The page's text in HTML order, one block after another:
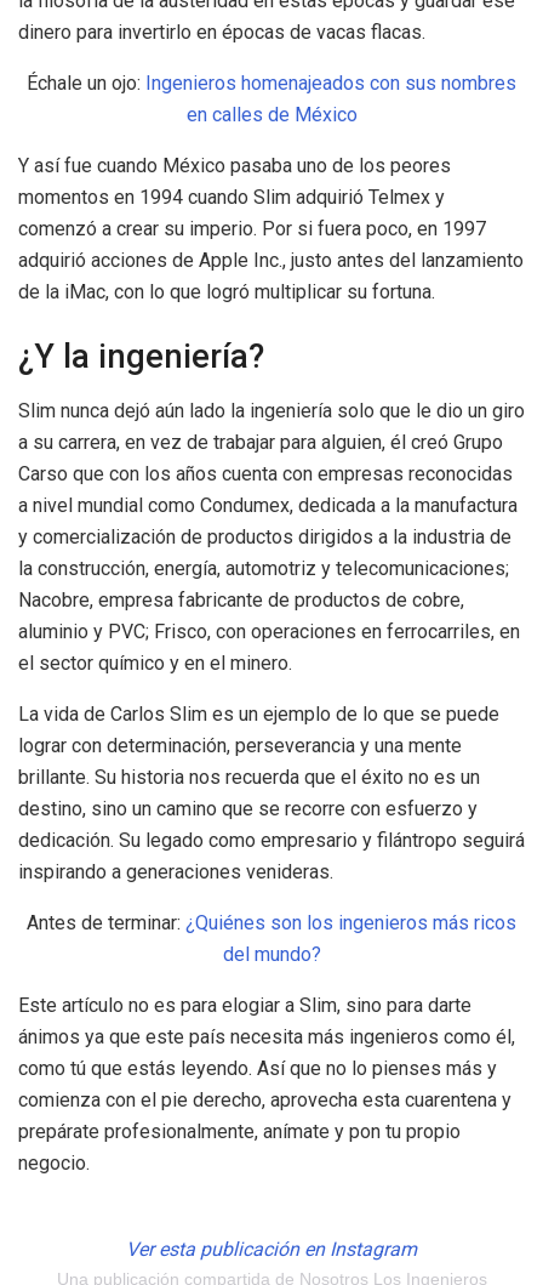
dinero para invertirlo en épocas de vacas flacas.
Échale un ojo: Ingenieros homenajeados con sus nombres
en calles de México
Y así fue cuando México pasaba uno de los peores
momentos en 1994 cuando Slim adquirió Telmex y
comenzó a crear su imperio. Por si fuera poco, en 1997
adquirió acciones de Apple Inc., justo antes del lanzamiento
de la iMac, con lo que logró multiplicar su fortuna.
¿Y la ingeniería?
Slim nunca dejó aún lado la ingeniería solo que le dio un giro
a su carrera, en vez de trabajar para alguien, él creó Grupo
Carso que con los años cuenta con empresas reconocidas
a nivel mundial como Condumex, dedicada a la manufactura
y comercialización de productos dirigidos a la industria de
la construcción, energía, automotriz y telecomunicaciones;
Nacobre, empresa fabricante de productos de cobre,
aluminio y PVC; Frisco, con operaciones en ferrocarriles, en
el sector químico y en el minero.
La vida de Carlos Slim es un ejemplo de lo que se puede
lograr con determinación, perseverancia y una mente
brillante. Su historia nos recuerda que el éxito no es un
destino, sino un camino que se recorre con esfuerzo y
dedicación. Su legado como empresario y filántropo seguirá
inspirando a generaciones venideras.
Antes de terminar: ¿Quiénes son los ingenieros más ricos
del mundo?
Este artículo no es para elogiar a Slim, sino para darte
ánimos ya que este país necesita más ingenieros como él,
como tú que estás leyendo. Así que no lo pienses más y
comienza con el pie derecho, aprovecha esta cuarentena y
prepárate profesionalmente, anímate y pon tu propio
negocio.
Ver esta publicación en Instagram
Una publicación compartida de Nosotros Los Ingenieros